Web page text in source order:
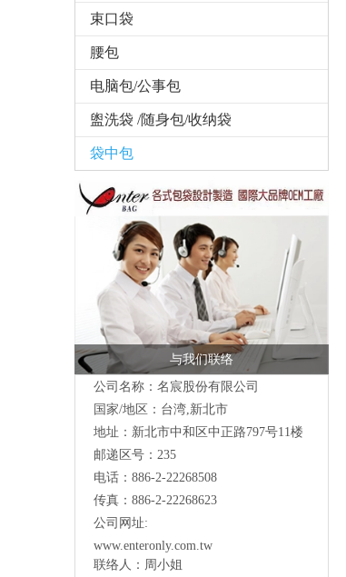
束口袋
腰包
电脑包/公事包
盥洗袋 /随身包/收纳袋
袋中包
与我们联络
公司名称：名宸股份有限公司
国家/地区：台湾,新北市
地址：新北市中和区中正路797号11楼
邮递区号：235
电话：886-2-22268508
传真：886-2-22268623
公司网址:
www.enteronly.com.tw
联络人：周小姐